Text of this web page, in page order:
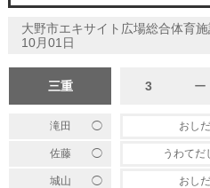
大野市エキサイト広場総合体育
10月01日
三重 3 ー
滝田 ◯ おし
佐藤 ◯ うわてだ
城山 ◯ おし